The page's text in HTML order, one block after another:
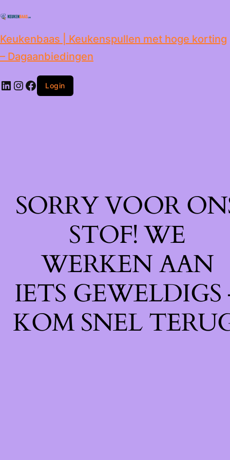
inhoud
Keukenbaas | Keukenspullen met hoge korting
– Dagaanbiedingen
Login
SORRY VOOR
STOF! WE
WERKEN AAN
IETS GEWELDIGS
KOM SNEL